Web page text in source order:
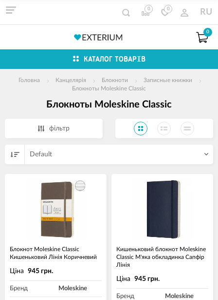
0 0 RU
0
КАТАЛОГ ТОВАРІВ
Головна Канцелярія Блокноти
Записные книжки
Блокноты Moleskine Classic
Блокноты Moleskine Classic
фільтр
Default
Блокнот Moleskine Classic
Кишеньковий Лінія Коричневий
Ціна 945 грн.
Бренд Moleskine
Кишеньковий блокнот Moleskine
Classic М'яка обкладинка Сапфір
Лінія
Ціна 945 грн.
Бренд Moleskine